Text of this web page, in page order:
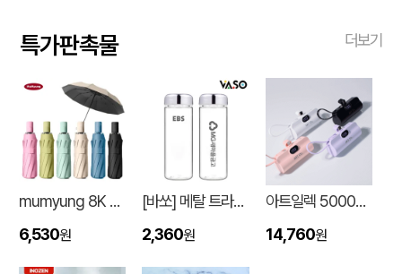
특가판촉물 더보기
mumyung 8K 암막 베이스 완전자동 3단 양우산
6,530원
[바쏘] 메탈 트라이탄 보틀 500ml
2,360원
아트일렉 5000mAh 도킹형 보조 배터리
14,760원